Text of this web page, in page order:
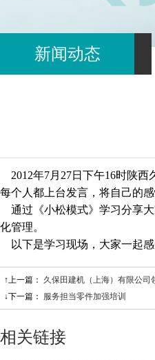
新闻动态
2012年7月27日下午16时陕西
每个人都上台发言，将自己的感
通过《小松模式》学习分享
化管理。
以下是学习现场，大家一起感
↑上一篇： 久保田建机（上海）有限公司
↓下一篇： 服务担当零件加强培训
相关链接